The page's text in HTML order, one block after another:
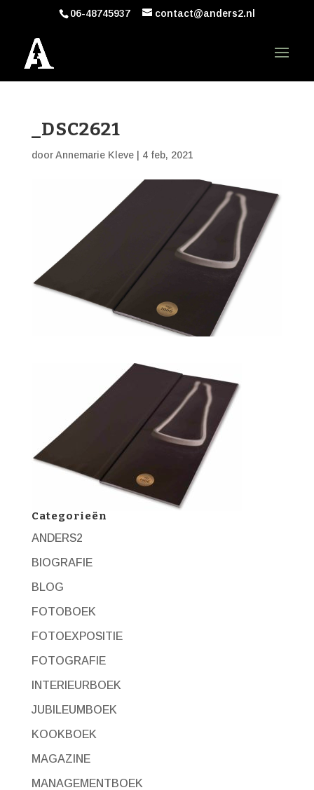
06-48745937 contact@anders2.nl
_DSC2621
doorAnnemarie Kleve| 4 feb, 2021
Categorieën
ANDERS2
BIOGRAFIE
BLOG
FOTOBOEK
FOTOEXPOSITIE
FOTOGRAFIE
INTERIEURBOEK
JUBILEUMBOEK
KOOKBOEK
MAGAZINE
MANAGEMENTBOEK